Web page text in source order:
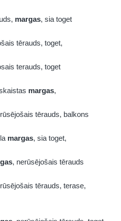
margas, sia toget
tērauds, toget,
terauds, toget
margas,
tērauds, balkons
margas, sia toget,
, nerūsējošais tērauds
tērauds, terase,